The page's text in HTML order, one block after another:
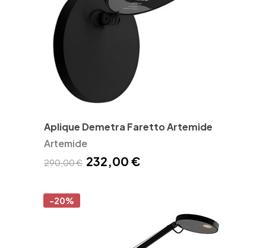
Aplique Demetra Faretto Artemide
Artemide
290,00 € 232,00 €
-20%